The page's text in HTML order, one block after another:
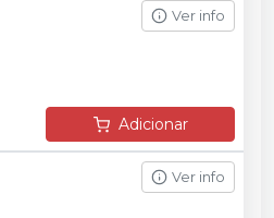
Ver info
Adicionar
Ver info